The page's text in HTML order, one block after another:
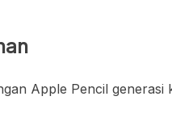
Apple Pencil generasi